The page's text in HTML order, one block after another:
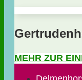
MEHR ZUR